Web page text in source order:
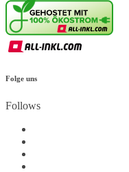
Folge uns
Follows